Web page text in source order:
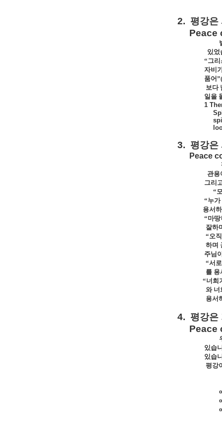
2. 평강은
Peace
있었
“그리
자비
품어”(
보다
일을
1
3. 평강은
Peace
관용
그리
“
“누가
용서
“마땅
잘하
“오
하며
주님
“서
를 용
“너희
와 너
용서
4. 평강은
Peace
있습
있습
평강
o
o
o